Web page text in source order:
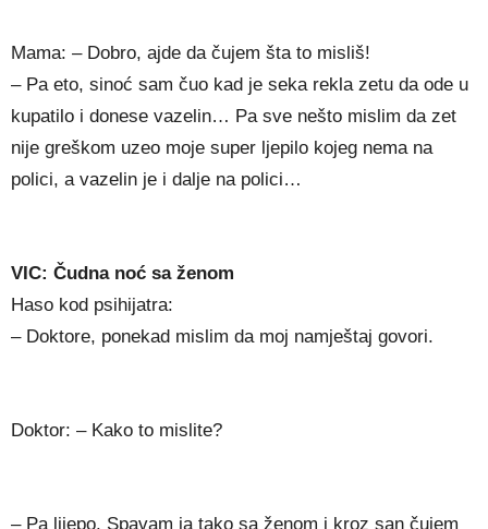
Mama: – Dobro, ajde da čujem šta to misliš!
– Pa eto, sinoć sam čuo kad je seka rekla zetu da ode u
kupatilo i donese vazelin… Pa sve nešto mislim da zet
nije greškom uzeo moje super ljepilo kojeg nema na
polici, a vazelin je i dalje na polici…
VIC: Čudna noć sa ženom
Haso kod psihijatra:
– Doktore, ponekad mislim da moj namještaj govori.
Doktor: – Kako to mislite?
– Pa lijepo. Spavam ja tako sa ženom i kroz san čujem